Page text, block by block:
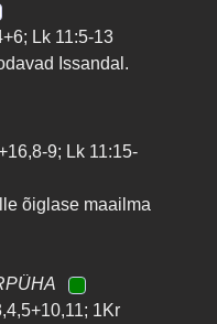
Lk 11:5-13
Issandal.
9; Lk 11:15-
õiglase maailma
1Kr